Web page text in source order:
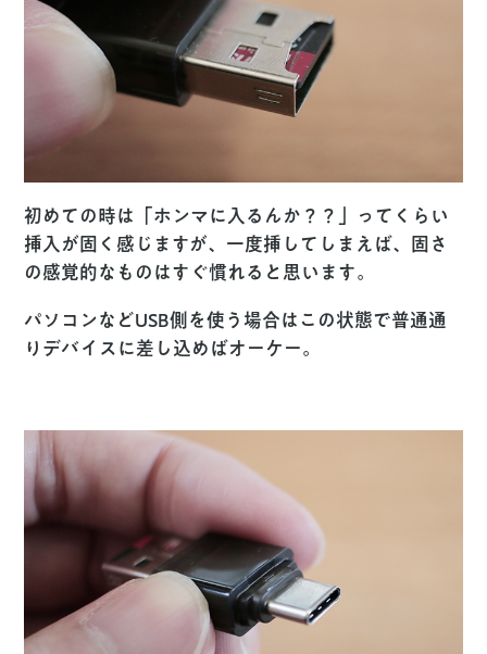
初めての時は「ホンマに入るんか？？」ってくらい
挿入が固く感じますが、一度挿してしまえば、固さ
の感覚的なものはすぐ慣れると思います。
パソコンなどUSB側を使う場合はこの状態で普通通
りデバイスに差し込めばオーケー。